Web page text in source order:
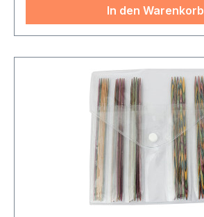
In den Warenkorb